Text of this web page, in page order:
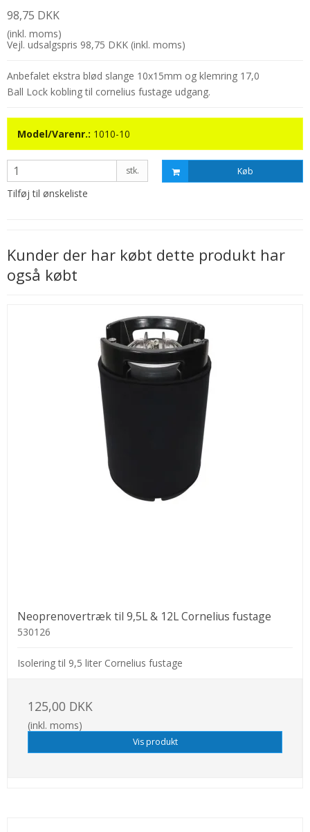
98,75 DKK
(inkl. moms)
Vejl. udsalgspris 98,75 DKK (inkl. moms)
Anbefalet ekstra blød slange 10x15mm og klemring 17,0
Ball Lock kobling til cornelius fustage udgang.
Model/Varenr.: 1010-10
stk. Køb
Tilføj til ønskeliste
Kunder der har købt dette produkt har
også købt
Neoprenovertræk til 9,5L & 12L Cornelius fustage
530126
Isolering til 9,5 liter Cornelius fustage
125,00 DKK
(inkl. moms)
Vis produkt